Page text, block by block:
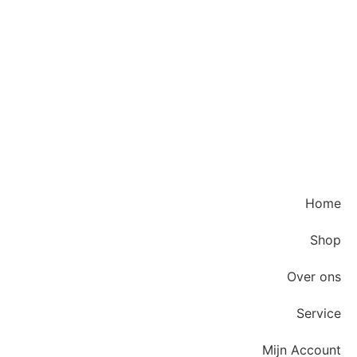
Home
Shop
Over ons
Service
Mijn Account